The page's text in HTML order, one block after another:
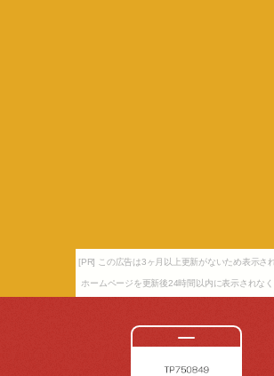
[PR] この広告は3ヶ月以上更新がないため表示さ
ホームページを更新後24時間以内に表示されなく